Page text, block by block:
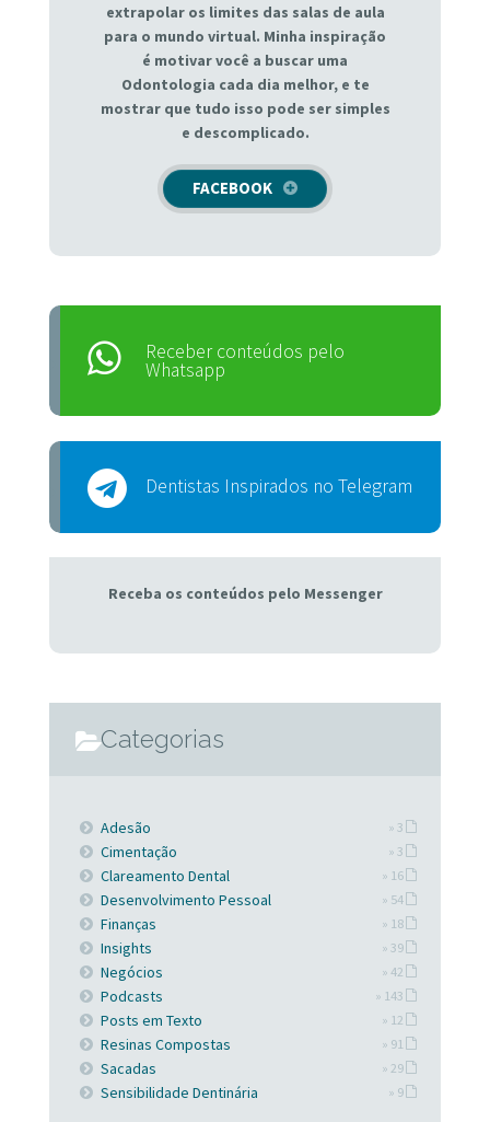
extrapolar os limites das salas de aula
para o mundo virtual. Minha inspiração
é motivar você a buscar uma
Odontologia cada dia melhor, e te
mostrar que tudo isso pode ser simples
e descomplicado.
FACEBOOK
Receber conteúdos pelo
Whatsapp
Dentistas Inspirados no Telegram
Receba os conteúdos pelo Messenger
Categorias
Adesão » 3
Cimentação » 3
Clareamento Dental » 16
Desenvolvimento Pessoal » 54
Finanças » 18
Insights » 39
Negócios » 42
Podcasts » 143
Posts em Texto » 12
Resinas Compostas » 91
Sacadas » 29
Sensibilidade Dentinária » 9